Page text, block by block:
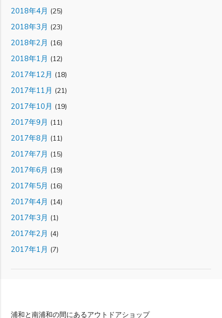
2018年4月 (25)
2018年3月 (23)
2018年2月 (16)
2018年1月 (12)
2017年12月 (18)
2017年11月 (21)
2017年10月 (19)
2017年9月 (11)
2017年8月 (11)
2017年7月 (15)
2017年6月 (19)
2017年5月 (16)
2017年4月 (14)
2017年3月 (1)
2017年2月 (4)
2017年1月 (7)
浦和と南浦和の間にあるアウトドアショップ